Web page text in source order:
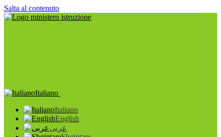
Salta al contenuto
Italiano
Italiano
English
عربى